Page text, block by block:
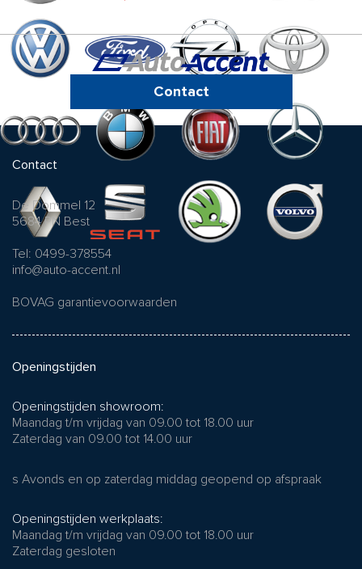
Contact
Contact
De Dommel 12
5684 PN Best
Tel: 0499-378554
info@auto-accent.nl
BOVAG garantievoorwaarden
Openingstijden
Openingstijden showroom:
Maandag t/m vrijdag van 09.00 tot 18.00 uur
Zaterdag van 09.00 tot 14.00 uur
s Avonds en op zaterdag middag geopend op afspraak
Openingstijden werkplaats:
Maandag t/m vrijdag van 09.00 tot 18.00 uur
Zaterdag gesloten